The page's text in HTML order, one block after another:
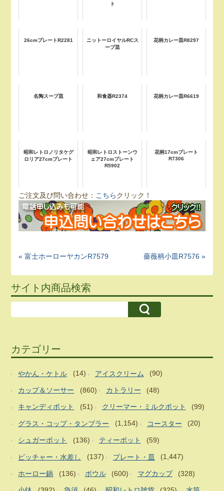
ト
26cmプレートR2281
ニットーロイヤルRCス
ープ皿
花柄カレー皿R8297
名陶スープ皿 和食器R2374 花柄カレー皿R6619
昭和レトロノリタケグ
ロリア27cmプレート
昭和レトロストーンウ
ェア27cmプレート
R5902
花柄17cmプレート
R7306
ご注文及び問い合わせ： こちらクリック！
« 富士ホーローヤカンR7579 薔薇柄小皿R7576 »
サイト内商品検索
カテゴリー
やかん・ケトル (14) アイスクリーム (90)
カップ＆ソーサー (860) カトラリー (48)
キャンディポット (51) クリーマー・ミルクポット (99)
グラス・コップ・タンブラー (1,154) コースター (20)
シュガーポット (136) ティーポット (59)
ピッチャー・水差し (137) プレート・皿 (1,447)
ホーロー鍋 (136) ボウル (600) マグカップ (328)